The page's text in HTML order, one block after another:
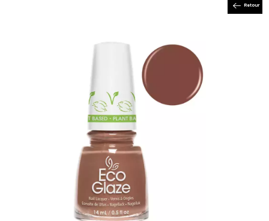
NOUVEAU CLIENT ?
Créer mon compte
Retour